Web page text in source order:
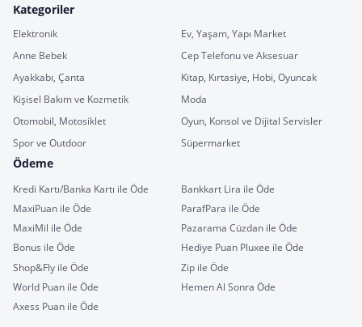
Kategoriler
Elektronik
Ev, Yaşam, Yapı Market
Anne Bebek
Cep Telefonu ve Aksesuar
Ayakkabı, Çanta
Kitap, Kırtasiye, Hobi, Oyuncak
Kişisel Bakım ve Kozmetik
Moda
Otomobil, Motosiklet
Oyun, Konsol ve Dijital Servisler
Spor ve Outdoor
Süpermarket
Ödeme
Kredi Kartı/Banka Kartı ile Öde
Bankkart Lira ile Öde
MaxiPuan ile Öde
ParafPara ile Öde
MaxiMil ile Öde
Pazarama Cüzdan ile Öde
Bonus ile Öde
Hediye Puan Pluxee ile Öde
Shop&Fly ile Öde
Zip ile Öde
World Puan ile Öde
Hemen Al Sonra Öde
Axess Puan ile Öde